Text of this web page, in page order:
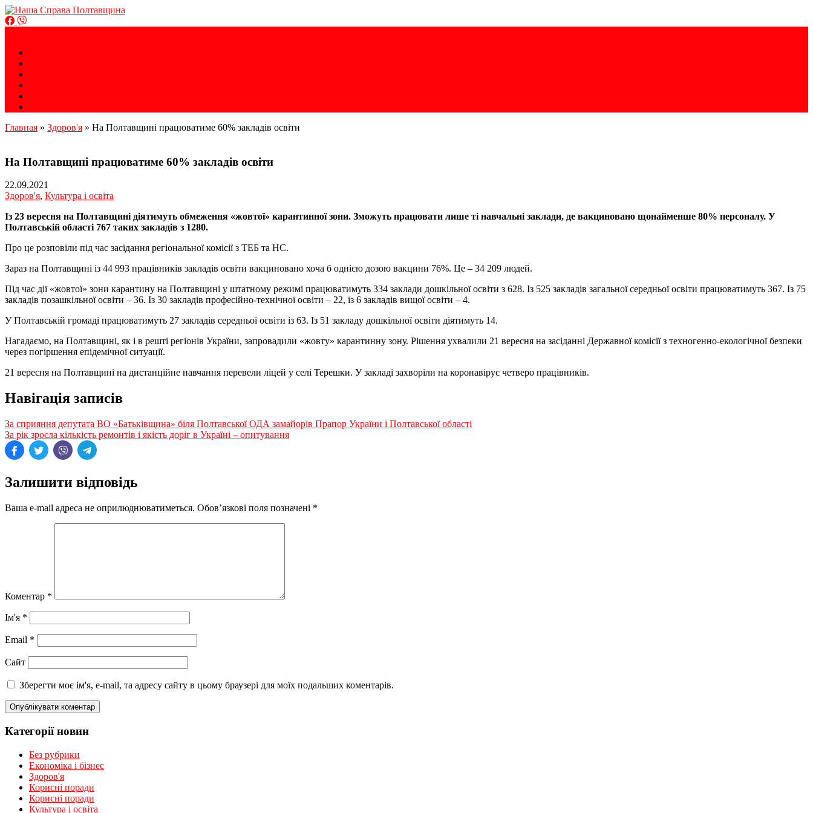
Главная » Здоров'я » На Полтавщині працюватиме 60% закладів освіти
На Полтавщині працюватиме 60% закладів освіти
22.09.2021
Здоров'я, Культура і освіта
Із 23 вересня на Полтавщині діятимуть обмеження «жовтої» карантинної зони. Зможуть працювати лише ті навчальні заклади, де вакциновано щонайменше 80% персоналу. У
Полтавській області 767 таких закладів з 1280.
Про це розповіли під час засідання регіональної комісії з ТЕБ та НС.
Зараз на Полтавщині із 44 993 працівників закладів освіти вакциновано хоча б однією дозою вакцини 76%. Це – 34 209 людей.
Під час дії «жовтої» зони карантину на Полтавщині у штатному режимі працюватимуть 334 заклади дошкільної освіти з 628. Із 525 закладів загальної середньої освіти працюватимуть 367. Із 75
закладів позашкільної освіти – 36. Із 30 закладів професійно-технічної освіти – 22, із 6 закладів вищої освіти – 4.
У Полтавській громаді працюватимуть 27 закладів середньої освіти із 63. Із 51 закладу дошкільної освіти діятимуть 14.
Нагадаємо, на Полтавщині, як і в решті регіонів України, запровадили «жовту» карантинну зону. Рішення ухвалили 21 вересня на засіданні Державної комісії з техногенно-екологічної безпеки
через погіршення епідемічної ситуації.
21 вересня на Полтавщині на дистанційне навчання перевели ліцей у селі Терешки. У закладі захворіли на коронавірус четверо працівників.
Навігація записів
За сприяння депутата ВО «Батьківщина» біля Полтавської ОДА замайорів Прапор України і Полтавської області
За рік зросла кількість ремонтів і якість доріг в Україні – опитування
Залишити відповідь
Ваша e-mail адреса не оприлюднюватиметься. Обов’язкові поля позначені *
Коментар *
Ім'я *
Email *
Сайт
Зберегти моє ім'я, e-mail, та адресу сайту в цьому браузері для моїх подальших коментарів.
Категорії новин
Без рубрики
Економіка і бізнес
Здоров'я
Корисні поради
Корисні поради
Культура і освіта